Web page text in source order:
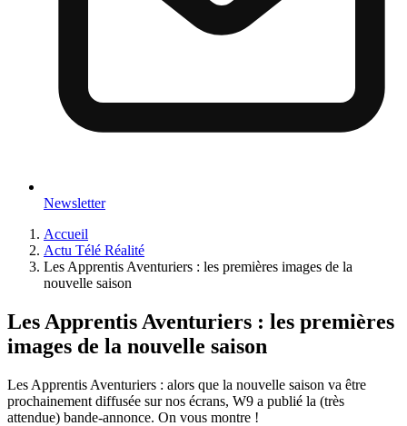
Newsletter
Accueil
Actu Télé Réalité
Les Apprentis Aventuriers : les premières images de la
nouvelle saison
Les Apprentis Aventuriers : les premières
images de la nouvelle saison
Les Apprentis Aventuriers : alors que la nouvelle saison va être
prochainement diffusée sur nos écrans, W9 a publié la (très
attendue) bande-annonce. On vous montre !